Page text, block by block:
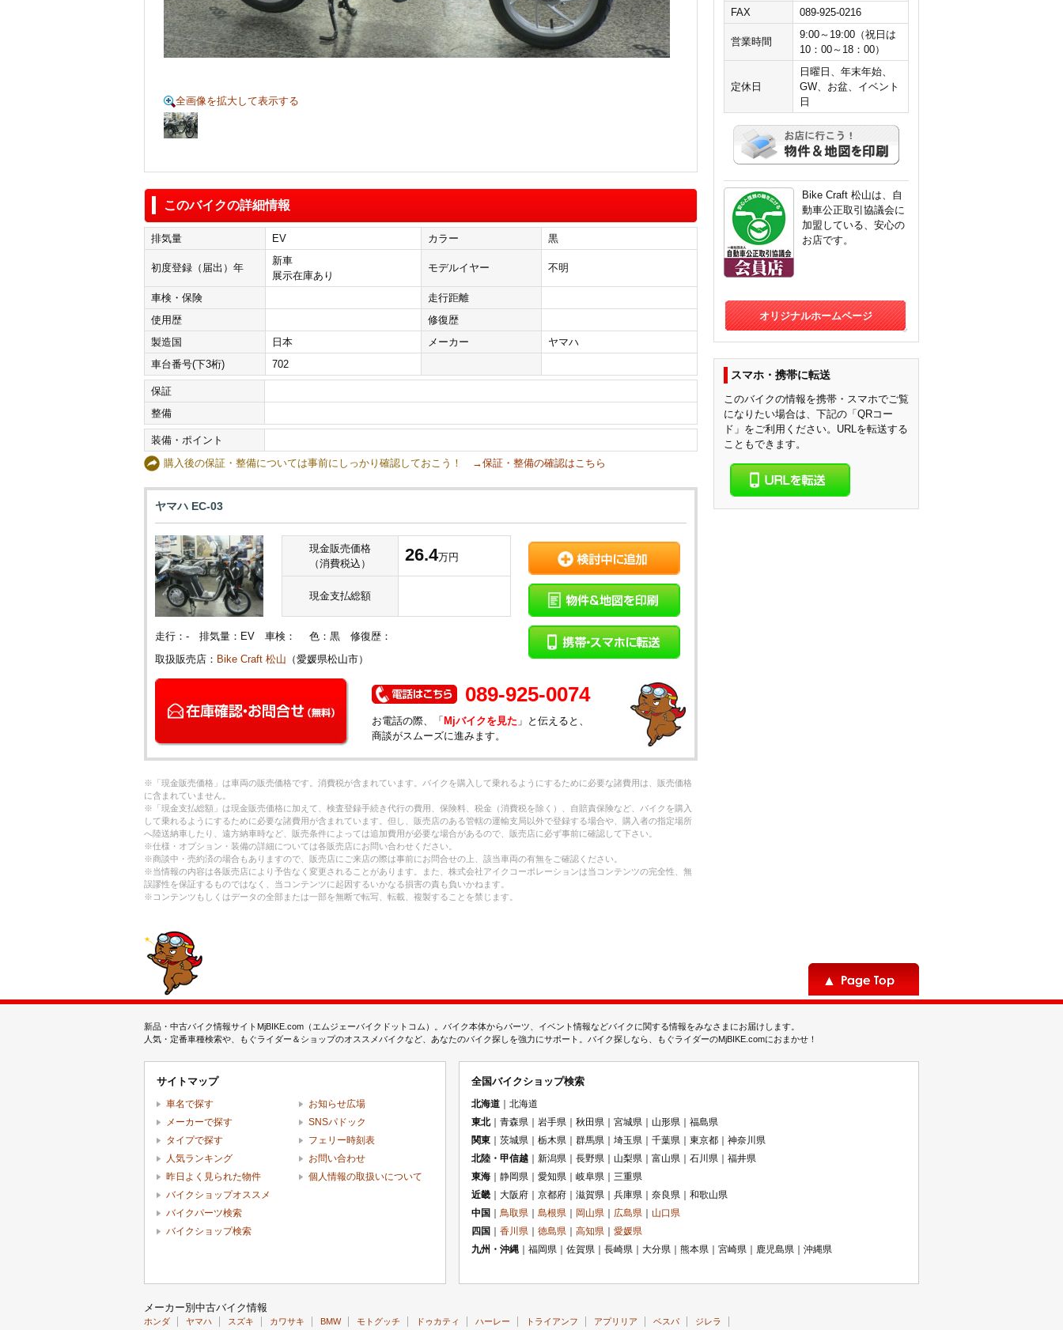
全画像を拡大して表示する
このバイクの詳細情報
排気量 EV カラー 黒
初度登録（届出）年
新車
展示在庫あり
モデルイヤー 不明
車検・保険
走行距離
使用歴
修復歴
製造国
日本 メーカー
ヤマハ
車台番号(下3桁)
702
保証
整備
装備・ポイント
購入後の保証・整備については事前にしっかり確認しておこう！
→保証・整備の確認はこちら
ヤマハ EC-03
現金販売価格
（消費税込）
26.4万円
現金支払総額
走行：- 排気量：EV 車検： 色：黒 修復歴：
取扱販売店： Bike Craft 松山 （愛媛県松山市）
089-925-0074
お電話の際、「 Mjバイクを見た 」と伝えると、
商談がスムーズに進みます。
※「現金販売価格」は車両の販売価格です。消費税が含まれています。バイクを購入して乗れるようにするために必要な諸費用は、販売価格
に含まれていません。
※「現金支払総額」は現金販売価格に加えて、検査登録手続き代行の費用、保険料、税金（消費税を除く）、自賠責保険など、バイクを購入
して乗れるようにするために必要な諸費用が含まれています。但し、販売店のある管轄の運輸支局以外で登録する場合や、購入者の指定場所
へ陸送納車したり、遠方納車時など、販売条件によっては追加費用が必要な場合があるので、販売店に必ず事前に確認して下さい。
※仕様・オプション・装備の詳細については各販売店にお問い合わせください。
※商談中・売約済の場合もありますので、販売店にご来店の際は事前にお問合せの上、該当車両の有無をご確認ください。
※当情報の内容は各販売店により予告なく変更されることがあります。また、株式会社アイクコーポレーションは当コンテンツの完全性、無
誤謬性を保証するものではなく、当コンテンツに起因するいかなる損害の責も負いかねます。
※コンテンツもしくはデータの全部または一部を無断で転写、転載、複製することを禁じます。
FAX
089-925-0216
営業時間
9:00～19:00（祝日は
10：00～18：00）
定休日
日曜日、年末年始、
GW、お盆、イベント
日
Bike Craft 松山は、自
動車公正取引協議会に
加盟している、安心の
お店です。
オリジナルホームページ
スマホ・携帯に転送
このバイクの情報を携帯・スマホでご覧
になりたい場合は、下記の「QRコー
ド」をご利用ください。URLを転送する
こともできます。
新品・中古バイク情報サイトMjBIKE.com（エムジェーバイクドットコム）。バイク本体からパーツ、イベント情報などバイクに関する情報をみなさまにお届けします。
人気・定番車種検索や、もぐライダー＆ショップのオススメバイクなど、あなたのバイク探しを強力にサポート。バイク探しなら、もぐライダーのMjBIKE.comにおまかせ！
サイトマップ
車名で探す
メーカーで探す
タイプで探す
人気ランキング
昨日よく見られた物件
バイクショップオススメ
バイクパーツ検索
バイクショップ検索
お知らせ広場
SNSパドック
フェリー時刻表
お問い合わせ
個人情報の取扱いについて
全国バイクショップ検索
北海道 ｜北海道
東北｜青森県｜岩手県｜秋田県｜宮城県｜山形県｜福島県
関東 ｜茨城県｜栃木県｜群馬県｜埼玉県｜千葉県｜東京都｜神奈川県
北陸・甲信越 ｜新潟県｜長野県｜山梨県｜富山県｜石川県｜福井県
東海 ｜静岡県｜愛知県｜岐阜県｜三重県
近畿 ｜大阪府｜京都府｜滋賀県｜兵庫県｜奈良県｜和歌山県
中国
鳥取県 島根県 岡山県 広島県
山口県
四国
香川県 徳島県 高知県
愛媛県
九州・沖縄 ｜福岡県｜佐賀県｜長崎県｜大分県｜熊本県｜宮崎県｜鹿児島県｜沖縄県
メーカー別中古バイク情報
ホンダ ヤマハ スズキ カワサキ BMW モトグッチ ドゥカティ ハーレー トライアンフ アプリリア ベスパ ジレラ